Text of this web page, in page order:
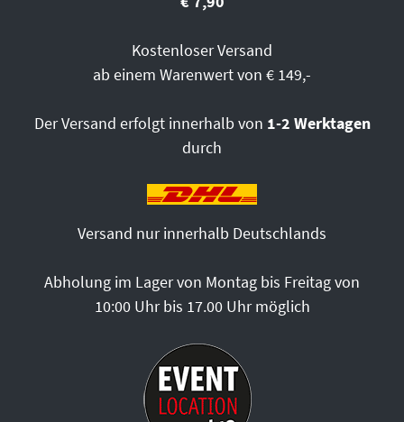
Kostenloser Versand
ab einem Warenwert von € 149,-
Der Versand erfolgt innerhalb von 1-2 Werktagen
durch
Versand nur innerhalb Deutschlands
Abholung im Lager von Montag bis Freitag von
10:00 Uhr bis 17.00 Uhr möglich